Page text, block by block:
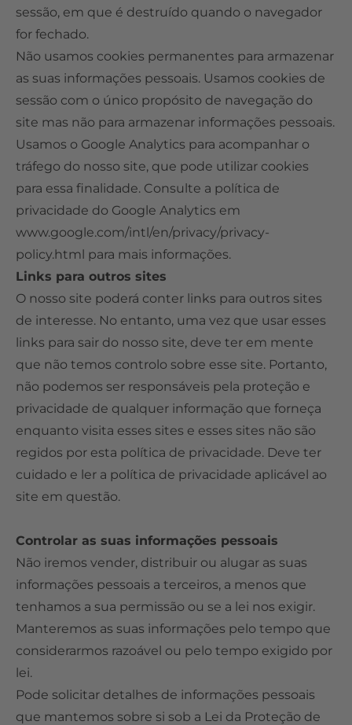
sessão, em que é destruído quando o navegador
for fechado.
Não usamos cookies permanentes para armazenar
as suas informações pessoais. Usamos cookies de
sessão com o único propósito de navegação do
site mas não para armazenar informações pessoais.
Usamos o Google Analytics para acompanhar o
tráfego do nosso site, que pode utilizar cookies
para essa finalidade. Consulte a política de
privacidade do Google Analytics em
www.google.com/intl/en/privacy/privacy-
policy.html para mais informações.
Links para outros sites
O nosso site poderá conter links para outros sites
de interesse. No entanto, uma vez que usar esses
links para sair do nosso site, deve ter em mente
que não temos controlo sobre esse site. Portanto,
não podemos ser responsáveis ​​pela proteção e
privacidade de qualquer informação que forneça
enquanto visita esses sites e esses sites não são
regidos por esta política de privacidade. Deve ter
cuidado e ler a política de privacidade aplicável ao
site em questão.
Controlar as suas informações pessoais
Não iremos vender, distribuir ou alugar as suas
informações pessoais a terceiros, a menos que
tenhamos a sua permissão ou se a lei nos exigir.
Manteremos as suas informações pelo tempo que
considerarmos razoável ou pelo tempo exigido por
lei.
Pode solicitar detalhes de informações pessoais
que mantemos sobre si sob a Lei da Proteção de